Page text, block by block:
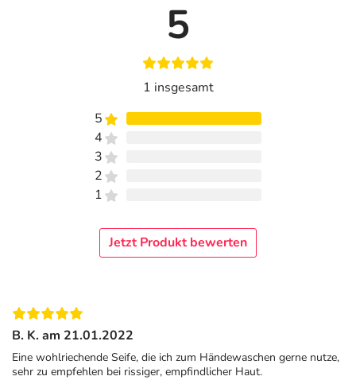
5
1 insgesamt
5
4
3
2
1
Jetzt Produkt bewerten
B. K. am 21.01.2022
Eine wohlriechende Seife, die ich zum Händewaschen gerne nutze,
sehr zu empfehlen bei rissiger, empfindlicher Haut.